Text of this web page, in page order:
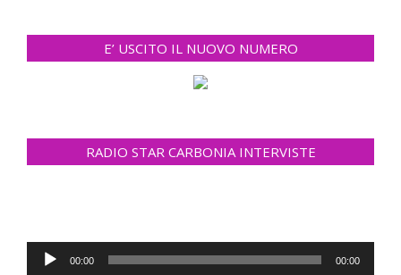
E’ USCITO IL NUOVO NUMERO
RADIO STAR CARBONIA INTERVISTE
Audio
00:00 00:00